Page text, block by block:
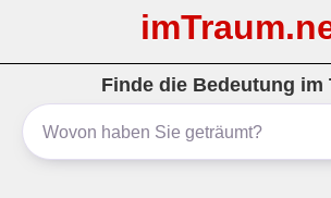
Finde die Bedeutung im